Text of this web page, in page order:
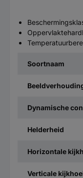
Soortnaam
Dynamische
Helderheid
Horizontale
Verticale